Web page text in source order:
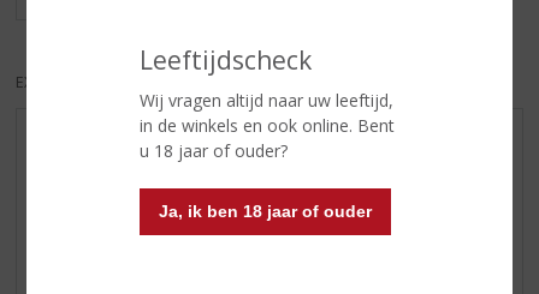
Leeftijdscheck
Wij vragen altijd naar uw leeftijd,
in de winkels en ook online. Bent
u 18 jaar of ouder?
Ja, ik ben 18 jaar of ouder
EXCL. BTW INCL. BTW
AANBIEDINGEN
WIJN VAN DE MAAND
WHISKY VAN DE MAAND